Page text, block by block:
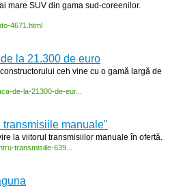
mare SUV din gama sud-coreenilor.
4671.html
la 21.300 de euro
ceh vine cu o gamă largă de
de-la-21300-de-eur...
manuale"
la viitorul transmisiilor manuale în ofertă.
transmisiile-639...